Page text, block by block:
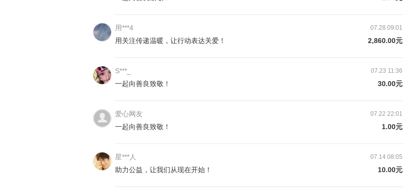
用***4 07.28 09:01
用关注传递温暖，让行动表达关爱！ 2,860.00元
S***_ 07.23 11:36
一起向善良致敬！ 30.00元
爱心网友 07.22 22:01
一起向善良致敬！ 1.00元
星***人 07.14 08:05
助力公益，让我们从现在开始！ 10.00元